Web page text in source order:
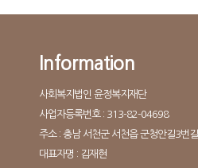
Information
사회복지법인 윤정복지재단
사업자등록번호 : 313-82-04698
주소 : 충남 서천군 서천읍 군청안길3번
대표자명 : 김재현